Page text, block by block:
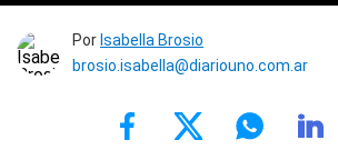
Por Isabella Brosio
brosio.isabella@diariouno.com.ar